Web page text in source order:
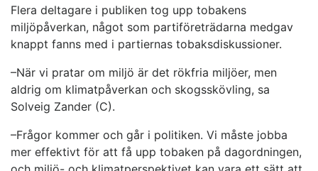
Flera deltagare i publiken tog upp tobakens
miljöpåverkan, något som partiföreträdarna medgav
knappt fanns med i partiernas tobaksdiskussioner.
–När vi pratar om miljö är det rökfria miljöer, men
aldrig om klimatpåverkan och skogsskövling, sa
Solveig Zander (C).
–Frågor kommer och går i politiken. Vi måste jobba
mer effektivt för att få upp tobaken på dagordningen,